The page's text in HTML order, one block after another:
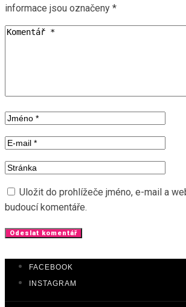
informace jsou označeny *
Uložit do prohlížeče jméno, e-mail a
budoucí komentáře.
FACEBOOK
INSTAGRAM